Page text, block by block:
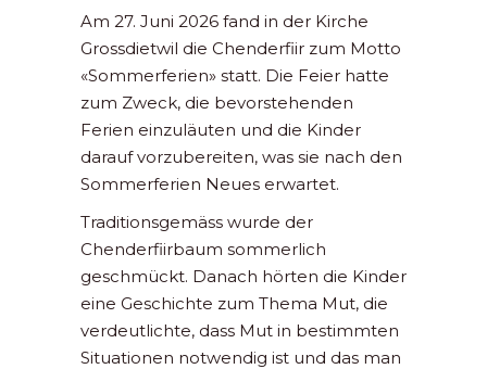
Am 27. Juni 2026 fand in der Kirche
Grossdietwil die Chenderfiir zum Motto
«Sommerferien» statt. Die Feier hatte
zum Zweck, die bevorstehenden
Ferien einzuläuten und die Kinder
darauf vorzubereiten, was sie nach den
Sommerferien Neues erwartet.
Traditionsgemäss wurde der
Chenderfiirbaum sommerlich
geschmückt. Danach hörten die Kinder
eine Geschichte zum Thema Mut, die
verdeutlichte, dass Mut in bestimmten
Situationen notwendig ist und das man